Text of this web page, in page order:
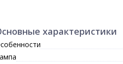
характеристики